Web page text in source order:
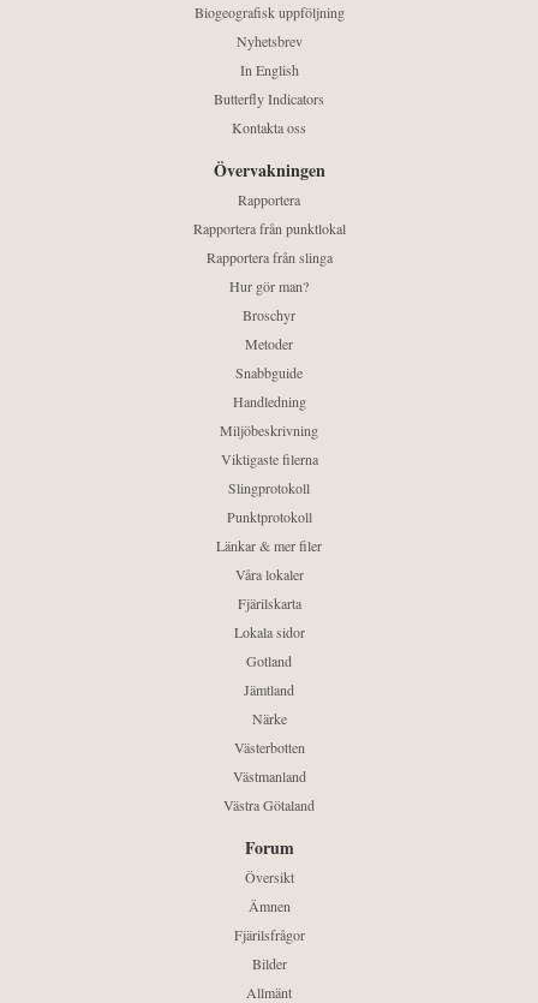
Biogeografisk uppföljning
Nyhetsbrev
In English
Butterfly Indicators
Kontakta oss
Övervakningen
Rapportera
Rapportera från punktlokal
Rapportera från slinga
Hur gör man?
Broschyr
Metoder
Snabbguide
Handledning
Miljöbeskrivning
Viktigaste filerna
Slingprotokoll
Punktprotokoll
Länkar & mer filer
Våra lokaler
Fjärilskarta
Lokala sidor
Gotland
Jämtland
Närke
Västerbotten
Västmanland
Västra Götaland
Forum
Översikt
Ämnen
Fjärilsfrågor
Bilder
Allmänt